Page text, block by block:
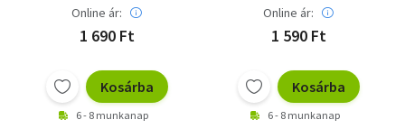
Online ár:
1 690 Ft
Kosárba
6 - 8 munkanap
Online ár:
1 590 Ft
Kosárba
6 - 8 munkanap